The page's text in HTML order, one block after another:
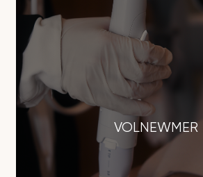
VOLNEWMER